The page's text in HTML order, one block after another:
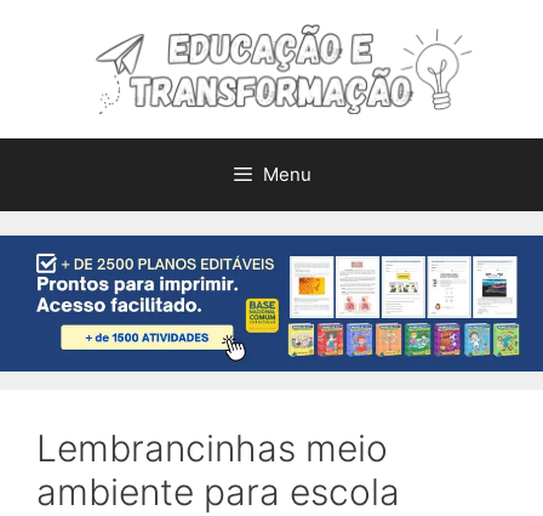
Menu
Lembrancinhas meio
ambiente para escola